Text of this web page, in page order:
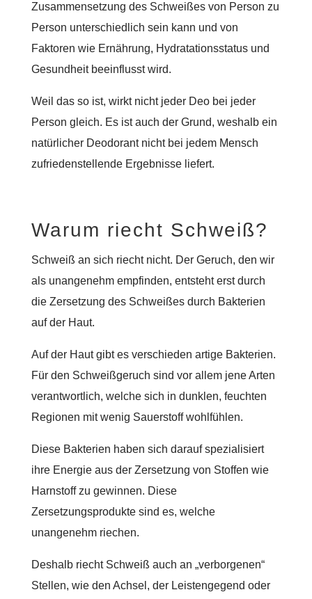
Zusammensetzung des Schweißes von Person zu
Person unterschiedlich sein kann und von
Faktoren wie Ernährung, Hydratationsstatus und
Gesundheit beeinflusst wird.
Weil das so ist, wirkt nicht jeder Deo bei jeder
Person gleich. Es ist auch der Grund, weshalb ein
natürlicher Deodorant nicht bei jedem Mensch
zufriedenstellende Ergebnisse liefert.
Warum riecht Schweiß?
Schweiß an sich riecht nicht. Der Geruch, den wir
als unangenehm empfinden, entsteht erst durch
die Zersetzung des Schweißes durch Bakterien
auf der Haut.
Auf der Haut gibt es verschieden artige Bakterien.
Für den Schweißgeruch sind vor allem jene Arten
verantwortlich, welche sich in dunklen, feuchten
Regionen mit wenig Sauerstoff wohlfühlen.
Diese Bakterien haben sich darauf spezialisiert
ihre Energie aus der Zersetzung von Stoffen wie
Harnstoff zu gewinnen. Diese
Zersetzungsprodukte sind es, welche
unangenehm riechen.
Deshalb riecht Schweiß auch an „verborgenen“
Stellen, wie den Achsel, der Leistengegend oder